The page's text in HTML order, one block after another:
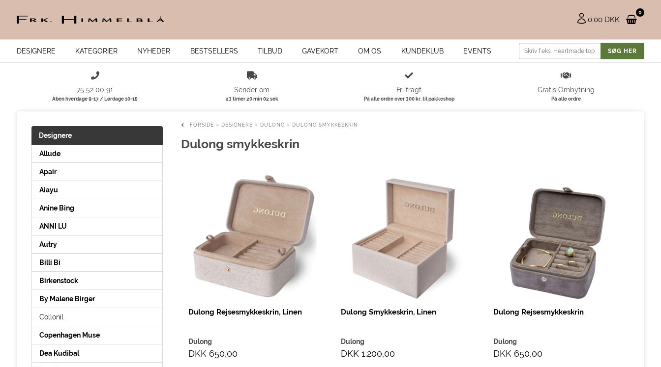
0
0,00 DKK
DESIGNERE KATEGORIER NYHEDER BESTSELLERS TILBUD GAVEKORT OM OS KUNDEKLUB EVENTS
75 52 00 91
Åben hverdage 9-17 / Lørdage 10-15
Sender om
23 timer 20 min 02 sek
Fri fragt
På alle ordre over 300 kr. til pakkeshop
Gratis Ombytning
På alle ordre
Designere
Allude
Apair
Aiayu
Anine Bing
ANNI LU
Autry
Billi Bi
Birkenstock
By Malene Birger
Collonil
Copenhagen Muse
Dea Kudibal
FORSIDE » DESIGNERE » DULONG » DULONG SMYKKESKRIN
Dulong smykkeskrin
Dulong Rejsesmykkeskrin, Linen
Dulong
DKK 650,00
Dulong Smykkeskrin, Linen
Dulong
DKK 1.200,00
Dulong Rejsesmykkeskrin
Dulong
DKK 650,00